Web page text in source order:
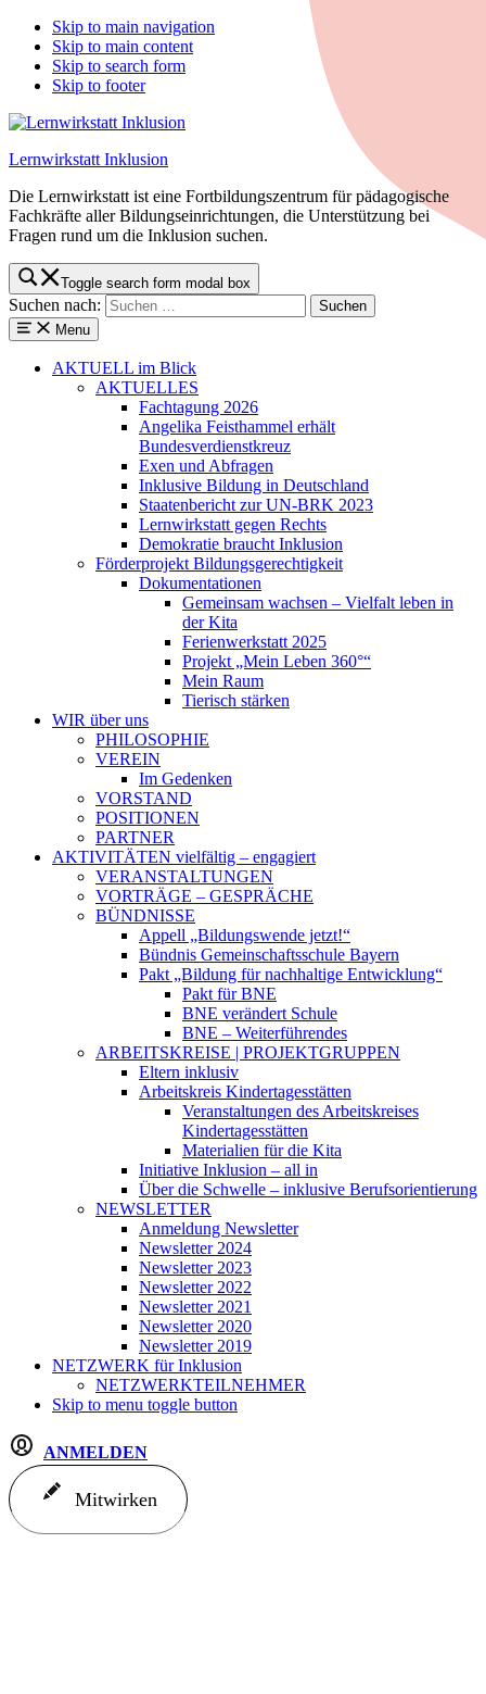
Skip to main navigation
Skip to main content
Skip to search form
Skip to footer
Lernwirkstatt Inklusion
Die Lernwirkstatt ist eine Fortbildungszentrum für pädagogische
Fachkräfte aller Bildungseinrichtungen, die Unterstützung bei
Fragen rund um die Inklusion suchen.
Toggle search form modal box
Suchen nach:
Menu
AKTUELL im Blick
AKTUELLES
Fachtagung 2026
Angelika Feisthammel erhält
Bundesverdienstkreuz
Exen und Abfragen
Inklusive Bildung in Deutschland
Staatenbericht zur UN-BRK 2023
Lernwirkstatt gegen Rechts
Demokratie braucht Inklusion
Förderprojekt Bildungsgerechtigkeit
Dokumentationen
Gemeinsam wachsen – Vielfalt leben in
der Kita
Ferienwerkstatt 2025
Projekt „Mein Leben 360°“
Mein Raum
Tierisch stärken
WIR über uns
PHILOSOPHIE
VEREIN
Im Gedenken
VORSTAND
POSITIONEN
PARTNER
AKTIVITÄTEN vielfältig – engagiert
VERANSTALTUNGEN
VORTRÄGE – GESPRÄCHE
BÜNDNISSE
Appell „Bildungswende jetzt!“
Bündnis Gemeinschaftsschule Bayern
Pakt „Bildung für nachhaltige Entwicklung“
Pakt für BNE
BNE verändert Schule
BNE – Weiterführendes
ARBEITSKREISE | PROJEKTGRUPPEN
Eltern inklusiv
Arbeitskreis Kindertagesstätten
Veranstaltungen des Arbeitskreises
Kindertagesstätten
Materialien für die Kita
Initiative Inklusion – all in
Über die Schwelle – inklusive Berufsorientierung
NEWSLETTER
Anmeldung Newsletter
Newsletter 2024
Newsletter 2023
Newsletter 2022
Newsletter 2021
Newsletter 2020
Newsletter 2019
NETZWERK für Inklusion
NETZWERKTEILNEHMER
Skip to menu toggle button
ANMELDEN
Mitwirken